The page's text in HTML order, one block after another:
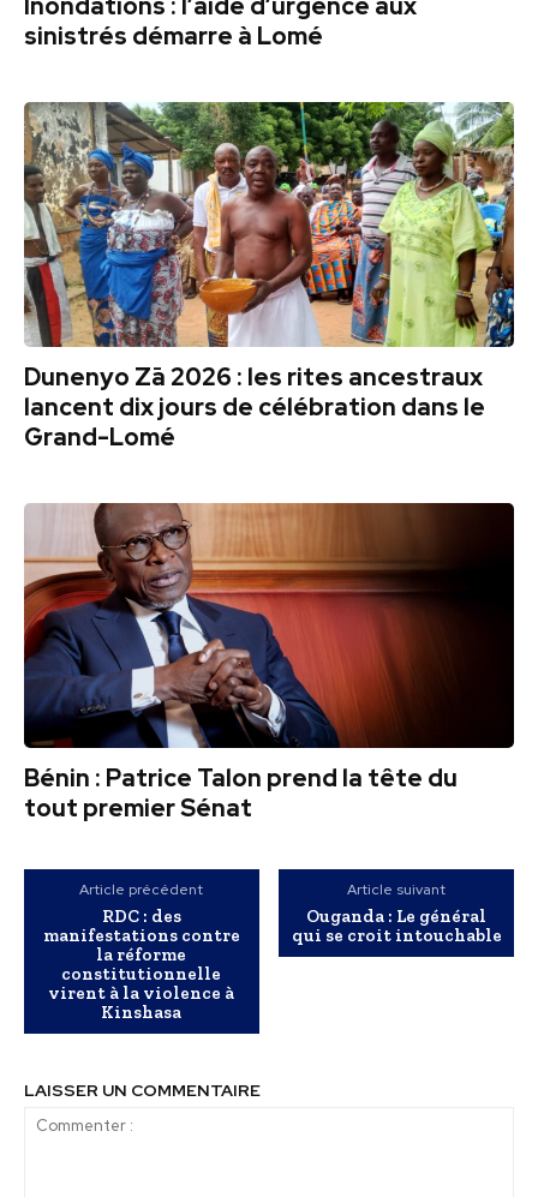
Inondations : l’aide d’urgence aux
sinistrés démarre à Lomé
Dunenyo Zā 2026 : les rites ancestraux
lancent dix jours de célébration dans le
Grand-Lomé
Bénin : Patrice Talon prend la tête du
tout premier Sénat
Article précédent
RDC : des
manifestations contre
la réforme
constitutionnelle
virent à la violence à
Kinshasa
Article suivant
Ouganda : Le général
qui se croit intouchable
LAISSER UN COMMENTAIRE